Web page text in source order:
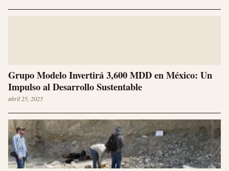
Grupo Modelo Invertirá 3,600 MDD en México: Un
Impulso al Desarrollo Sustentable
abril 25, 2025